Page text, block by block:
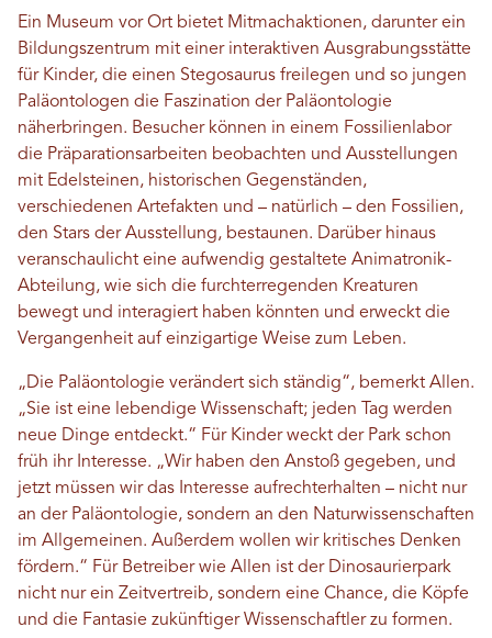
Ein Museum vor Ort bietet Mitmachaktionen, darunter ein
Bildungszentrum mit einer interaktiven Ausgrabungsstätte
für Kinder, die einen Stegosaurus freilegen und so jungen
Paläontologen die Faszination der Paläontologie
näherbringen. Besucher können in einem Fossilienlabor
die Präparationsarbeiten beobachten und Ausstellungen
mit Edelsteinen, historischen Gegenständen,
verschiedenen Artefakten und – natürlich – den Fossilien,
den Stars der Ausstellung, bestaunen. Darüber hinaus
veranschaulicht eine aufwendig gestaltete Animatronik-
Abteilung, wie sich die furchterregenden Kreaturen
bewegt und interagiert haben könnten und erweckt die
Vergangenheit auf einzigartige Weise zum Leben.
„Die Paläontologie verändert sich ständig“, bemerkt Allen.
„Sie ist eine lebendige Wissenschaft; jeden Tag werden
neue Dinge entdeckt.“ Für Kinder weckt der Park schon
früh ihr Interesse. „Wir haben den Anstoß gegeben, und
jetzt müssen wir das Interesse aufrechterhalten – nicht nur
an der Paläontologie, sondern an den Naturwissenschaften
im Allgemeinen. Außerdem wollen wir kritisches Denken
fördern.“ Für Betreiber wie Allen ist der Dinosaurierpark
nicht nur ein Zeitvertreib, sondern eine Chance, die Köpfe
und die Fantasie zukünftiger Wissenschaftler zu formen.